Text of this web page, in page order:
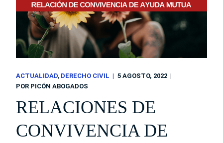
ACTUALIDAD DERECHO CIVIL
5 AGOSTO, 2022
POR PICÓN ABOGADOS
RELACIONES DE
CONVIVENCIA DE